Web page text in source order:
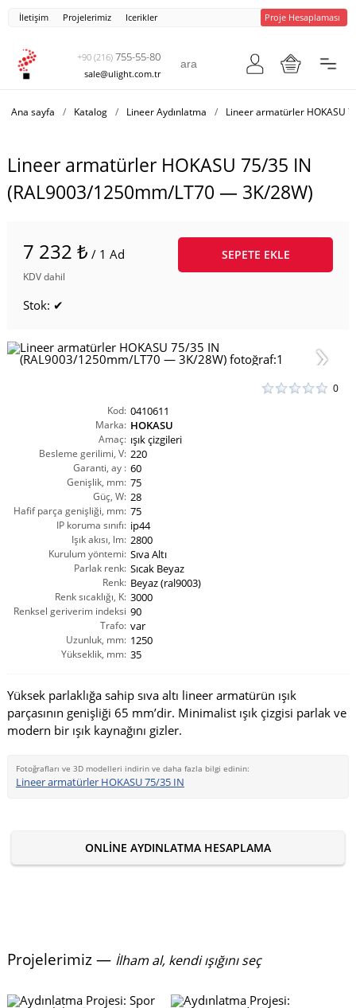
İletişim Projelerimiz Icerikler Proje Hesaplaması
+90 (216) 755-55-80
sale@ulight.com.tr
Ana sayfa / Katalog / Lineer Aydınlatma / Lineer armatürler HOKASU
Lineer armatürler HOKASU 75/35 IN
(RAL9003/1250mm/LT70 — 3K/28W)
7 232 ₺ / 1 Ad
KDV dahil
SEPETE EKLE
Stok: ✔
0
Kod: 0410611
Marka: HOKASU
Amaç: ışık çizgileri
Besleme gerilimi, V: 220
Garanti, ay : 60
Genişlik, mm: 75
Güç, W: 28
Hafif parça genişliği, mm: 75
IP koruma sınıfı: ip44
Işık akısı, lm: 2800
Kurulum yöntemi: Sıva Altı
Parlak renk: Sıcak Beyaz
Renk: Beyaz (ral9003)
Renk sıcaklığı, K: 3000
Renksel geriverim indeksi
CRI(Ra):
90
Trafo: var
Uzunluk, mm: 1250
Yükseklik, mm: 35
Yüksek parlaklığa sahip sıva altı lineer armatürün ışık
parçasının genişliği 65 mm’dir. Minimalist ışık çizgisi parlak ve
modern bir ışık kaynağını gizler.
Fotoğrafları ve 3D modelleri indirin ve daha fazla bilgi edinin:
Lineer armatürler HOKASU 75/35 IN
ONLINE AYDINLATMA HESAPLAMA
Projelerimiz — İlham al, kendi ışığını seç